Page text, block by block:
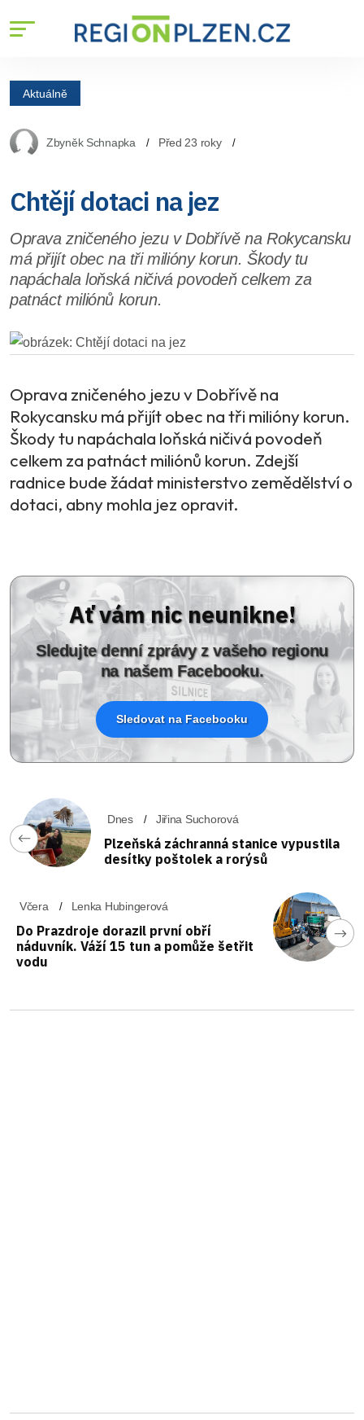
Aktuálně
Zbyněk Schnapka Před 23 roky
Chtějí dotaci na jez
Oprava zničeného jezu v Dobřívě na Rokycansku
má přijít obec na tři milióny korun. Škody tu
napáchala loňská ničivá povodeň celkem za
patnáct miliónů korun.
Oprava zničeného jezu v Dobřívě na
Rokycansku má přijít obec na tři milióny korun.
Škody tu napáchala loňská ničivá povodeň
celkem za patnáct miliónů korun. Zdejší
radnice bude žádat ministerstvo zemědělství o
dotaci, abny mohla jez opravit.
Ať vám nic neunikne!
Sledujte denní zprávy z vašeho regionu
na našem Facebooku.
Sledovat na Facebooku
Dnes Jiřina Suchorová
Plzeňská záchranná stanice vypustila
desítky poštolek a rorýsů
Včera Lenka Hubingerová
Do Prazdroje dorazil první obří
náduvník. Váží 15 tun a pomůže šetřit
vodu